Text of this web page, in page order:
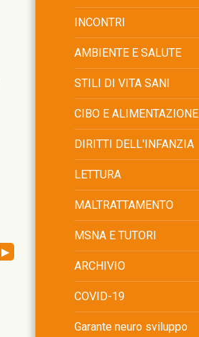
▸
INCONTRI
AMBIENTE E SALUTE
STILI DI VITA SANI
CIBO E ALIMENTAZIONE
DIRITTI DELL'INFANZIA
LETTURA
MALTRATTAMENTO
MSNA E TUTORI
ARCHIVIO
COVID-19
Garante neuro sviluppo